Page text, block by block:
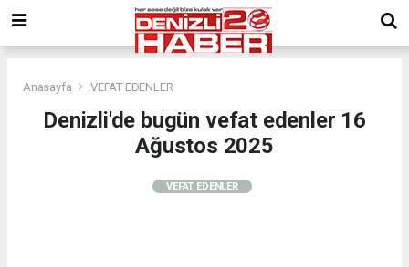
Anasayfa VEFAT EDENLER
Denizli'de bugün vefat edenler 16
Ağustos 2025
VEFAT EDENLER